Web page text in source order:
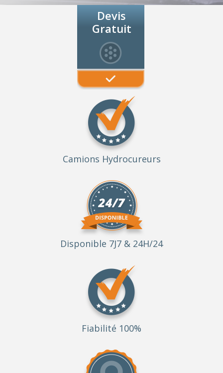
Devis
Gratuit
Camions Hydrocureurs
Disponible 7J7 & 24H/24
Fiabilité 100%